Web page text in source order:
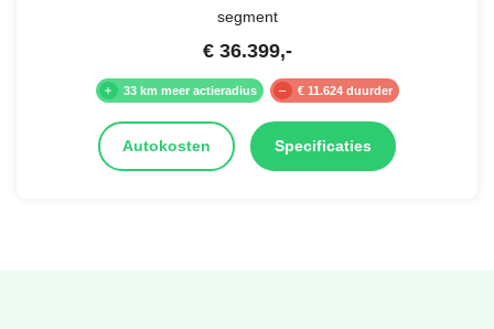
segment
€ 36.399,-
33 km meer actieradius € 11.624 duurder
Autokosten Specificaties